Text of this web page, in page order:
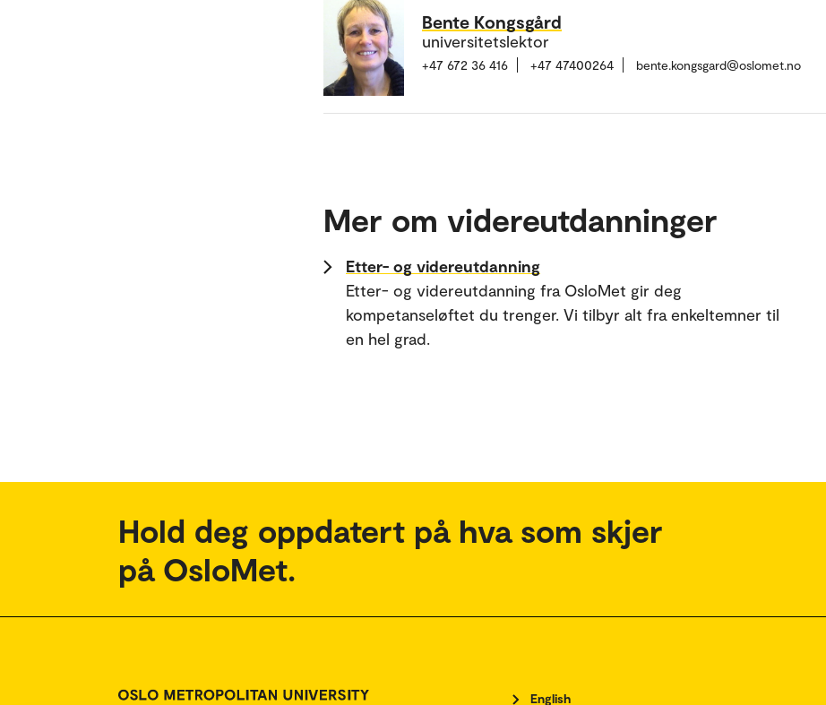
Bente Kongsgård
universitetslektor
+47 672 36 416 +47 47400264 bente.kongsgard@oslomet.no
Mer om videreutdanninger
Etter- og videreutdanning
Etter- og videreutdanning fra OsloMet gir deg
kompetanseløftet du trenger. Vi tilbyr alt fra enkeltemner til
en hel grad.
Hold deg oppdatert på hva som skjer
på OsloMet.
English